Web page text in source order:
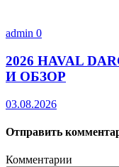
admin 0
2026 HAVAL
И ОБЗОР
03.08.2026
Отправить
Комментарии